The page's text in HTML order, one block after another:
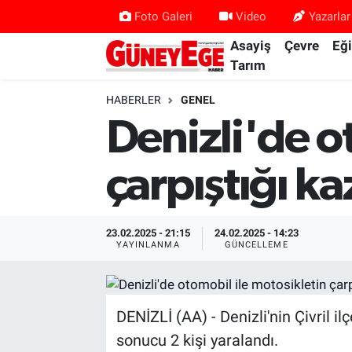
Foto Galeri Video Yazarlar
Asayiş Çevre
Tarım
HABERLER GENEL
Denizli'de
çarpıştığı
23.02.2025 - 21:15
YAYINLANMA
24.02.2025 - 14:23
GÜNCELLEME
DENİZLİ (AA) - Denizli'nin Çivril
sonucu 2 kişi yaralandı.
İstanbul Hava Durumu
İstanbul Trafik Yoğunluk Haritası
Süper Lig Puan Durumu ve Fikstür
Tüm Manşetler